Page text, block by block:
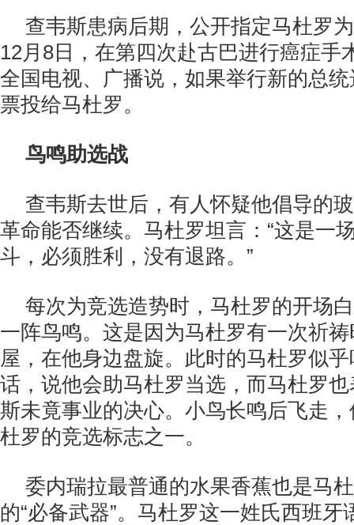
查韦斯患病后期，公开指定马杜罗
12月8日，在第四次赴古巴进行癌症手
全国电视、广播说，如果举行新的总
票投给马杜罗。
鸟鸣助选战
查韦斯去世后，有人怀疑他倡导的
革命能否继续。马杜罗坦言：“这是一
斗，必须胜利，没有退路。”
每次为竞选造势时，马杜罗的开场
一阵鸟鸣。这是因为马杜罗有一次祈
屋，在他身边盘旋。此时的马杜罗似
话，说他会助马杜罗当选，而马杜罗
斯未竟事业的决心。小鸟长鸣后飞走
杜罗的竞选标志之一。
委内瑞拉最普通的水果香蕉也是马
的“必备武器”。马杜罗这一姓氏西班牙